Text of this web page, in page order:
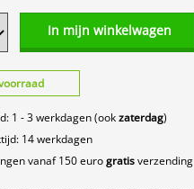
In mijn winkelwagen
1 - 3 werkdagen (ookzaterdag)
14 werkdagen
vanaf 150 eurogratisverzending